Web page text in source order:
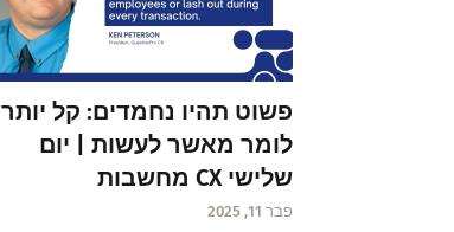
פשוט תהיו נחמדים: קל יותר
לומר מאשר לעשות | יום
שלישי CX מחשבות
פבר 11, 2025